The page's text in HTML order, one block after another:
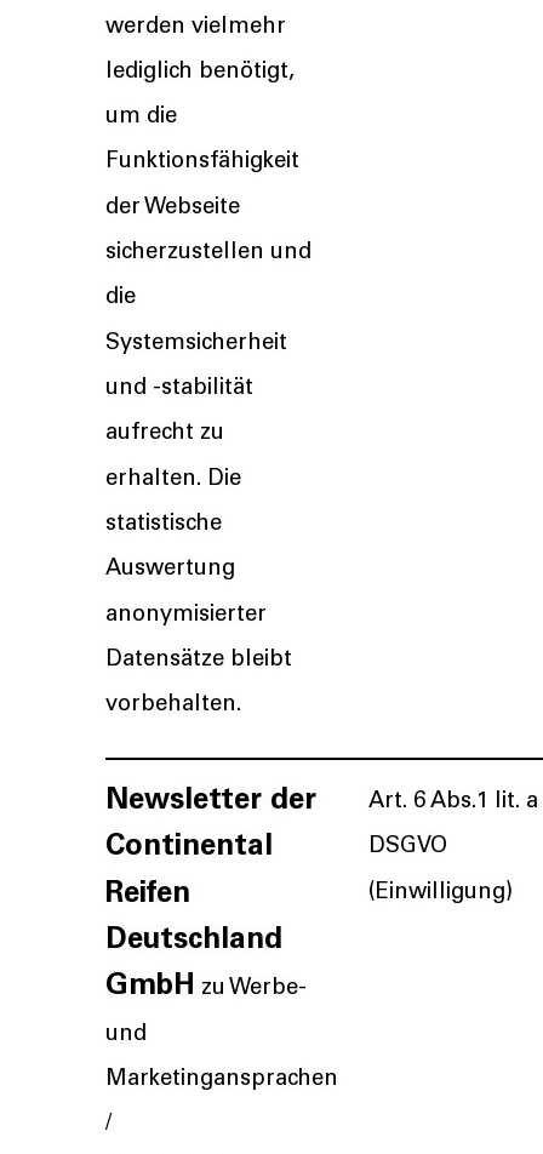
werden vielmehr
lediglich benötigt,
um die
Funktionsfähigkeit
der Webseite
sicherzustellen und
die
Systemsicherheit
und -stabilität
aufrecht zu
erhalten. Die
statistische
Auswertung
anonymisierter
Datensätze bleibt
vorbehalten.
Newsletter der
Continental
Reifen
Deutschland
GmbH zu Werbe-
und
Marketingansprachen
/
Art. 6 Abs.1 lit. a
DSGVO
(Einwilligung)